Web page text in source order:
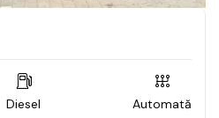
Diesel Automată